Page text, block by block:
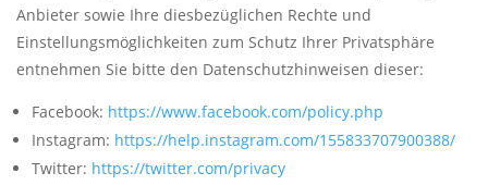
Anbieter sowie Ihre diesbezüglichen Rechte und
Einstellungsmöglichkeiten zum Schutz Ihrer Privatsphäre
entnehmen Sie bitte den Datenschutzhinweisen dieser:
Facebook: https://www.facebook.com/policy.php
Instagram: https://help.instagram.com/155833707900388/
Twitter: https://twitter.com/privacy